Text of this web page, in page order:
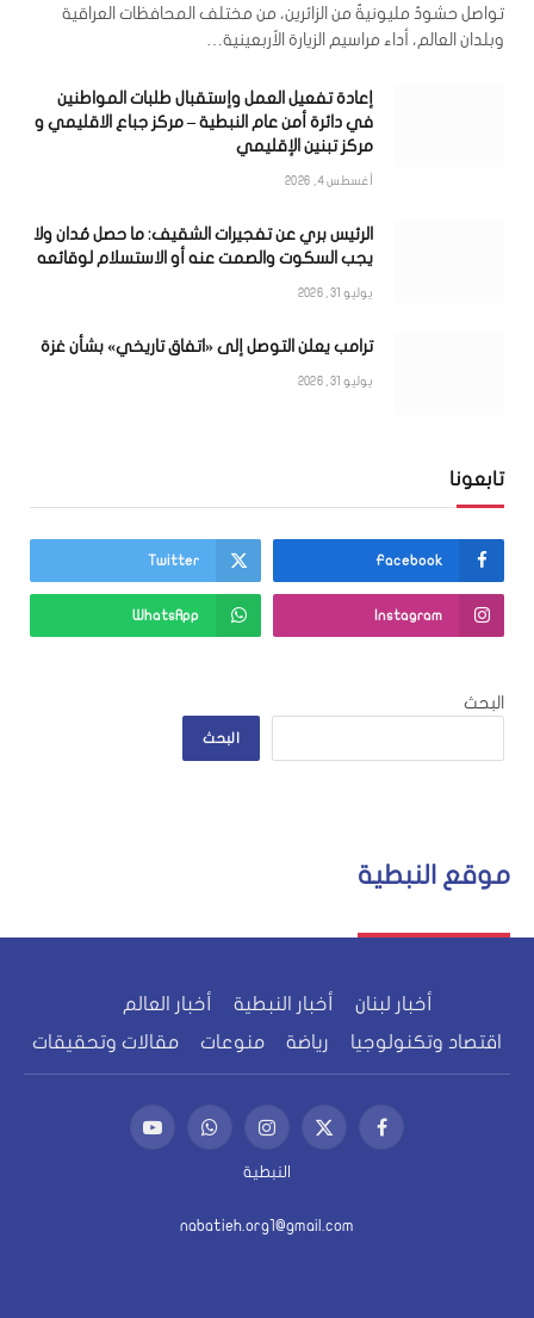
تواصل حشودٌ مليونيةٌ من الزائرين، من مختلف المحافظات العراقية
وبلدان العالم، أداء مراسيم الزيارة الأربعينية…
إعادة تفعيل العمل وإستقبال طلبات المواطنين
في دائرة أمن عام النبطية – مركز جباع الاقليمي و
مركز تبنين الإقليمي
أغسطس 4, 2026
الرئيس بري عن تفجيرات الشقيف: ما حصل مُدان ولا
يجب السكوت والصمت عنه أو الاستسلام لوقائعه
يوليو 31, 2026
ترامب يعلن التوصل إلى «اتفاق تاريخي» بشأن غزة
يوليو 31, 2026
تابعونا
Facebook
Twitter
Instagram
WhatsApp
البحث
البحث
موقع النبطية
أخبار لبنان أخبار النبطية
أخبار العالم
اقتصاد وتكنولوجيا
رياضة منوعات مقالات وتحقيقات
فيسبوكX
(Twitter)
الانستغرامواتساب يوتيوب
النبطية
nabatieh.org1@gmail.com